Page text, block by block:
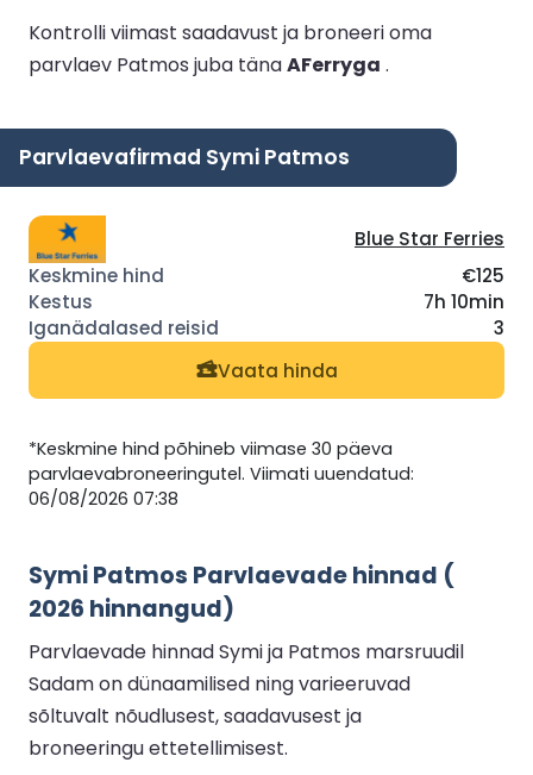
Kontrolli viimast saadavust ja broneeri oma
parvlaev Patmos juba tänaAFerryga .
Parvlaevafirmad Symi Patmos
Blue Star Ferries
€125
7h 10min
3
Vaata hinda
*Keskmine hind põhineb viimase 30 päeva
parvlaevabroneeringutel. Viimati uuendatud:
06/08/2026 07:38
Symi Patmos Parvlaevade hinnad (
2026 hinnangud)
Parvlaevade hinnad Symi ja Patmos marsruudil
Sadam on dünaamilised ning varieeruvad
sõltuvalt nõudlusest, saadavusest ja
broneeringu ettetellimisest.